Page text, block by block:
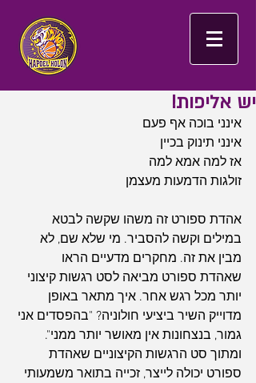
יש אליפות!
אינני בוכה אף פעם
אינני תינוק בכיין
אז למה אמא למה
זולגות הדמעות מעצמן
אהדת ספורט זה משהו שקשה לבטא
במילים וקשה להסביר. מי שלא שם, לא
מבין את זה. מחקרים מדעיים הראו
שאהדת ספורט מביאה לסט רגשות קיצוני
יותר מכל רגש אחר. איך מתאר באופן
מדוייק השיר ביציעי חולוניה? "בהפסדים אני
גמור, בנצחונות אין מאושר יותר ממני".
ומתוך סט הרגשות הקיצוניים שאהדת
ספורט יכולה לייצר, זכייה בתואר משמעותי